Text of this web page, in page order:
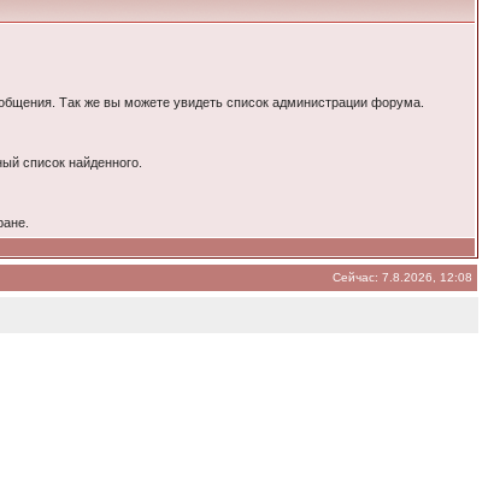
Так же вы можете увидеть список администрации форума.
список найденного.
Сейчас: 7.8.2026, 12:08